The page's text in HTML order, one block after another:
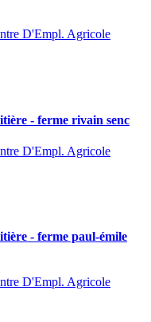
D'Empl. Agricole
- ferme rivain senc
D'Empl. Agricole
- ferme paul-émile
D'Empl. Agricole